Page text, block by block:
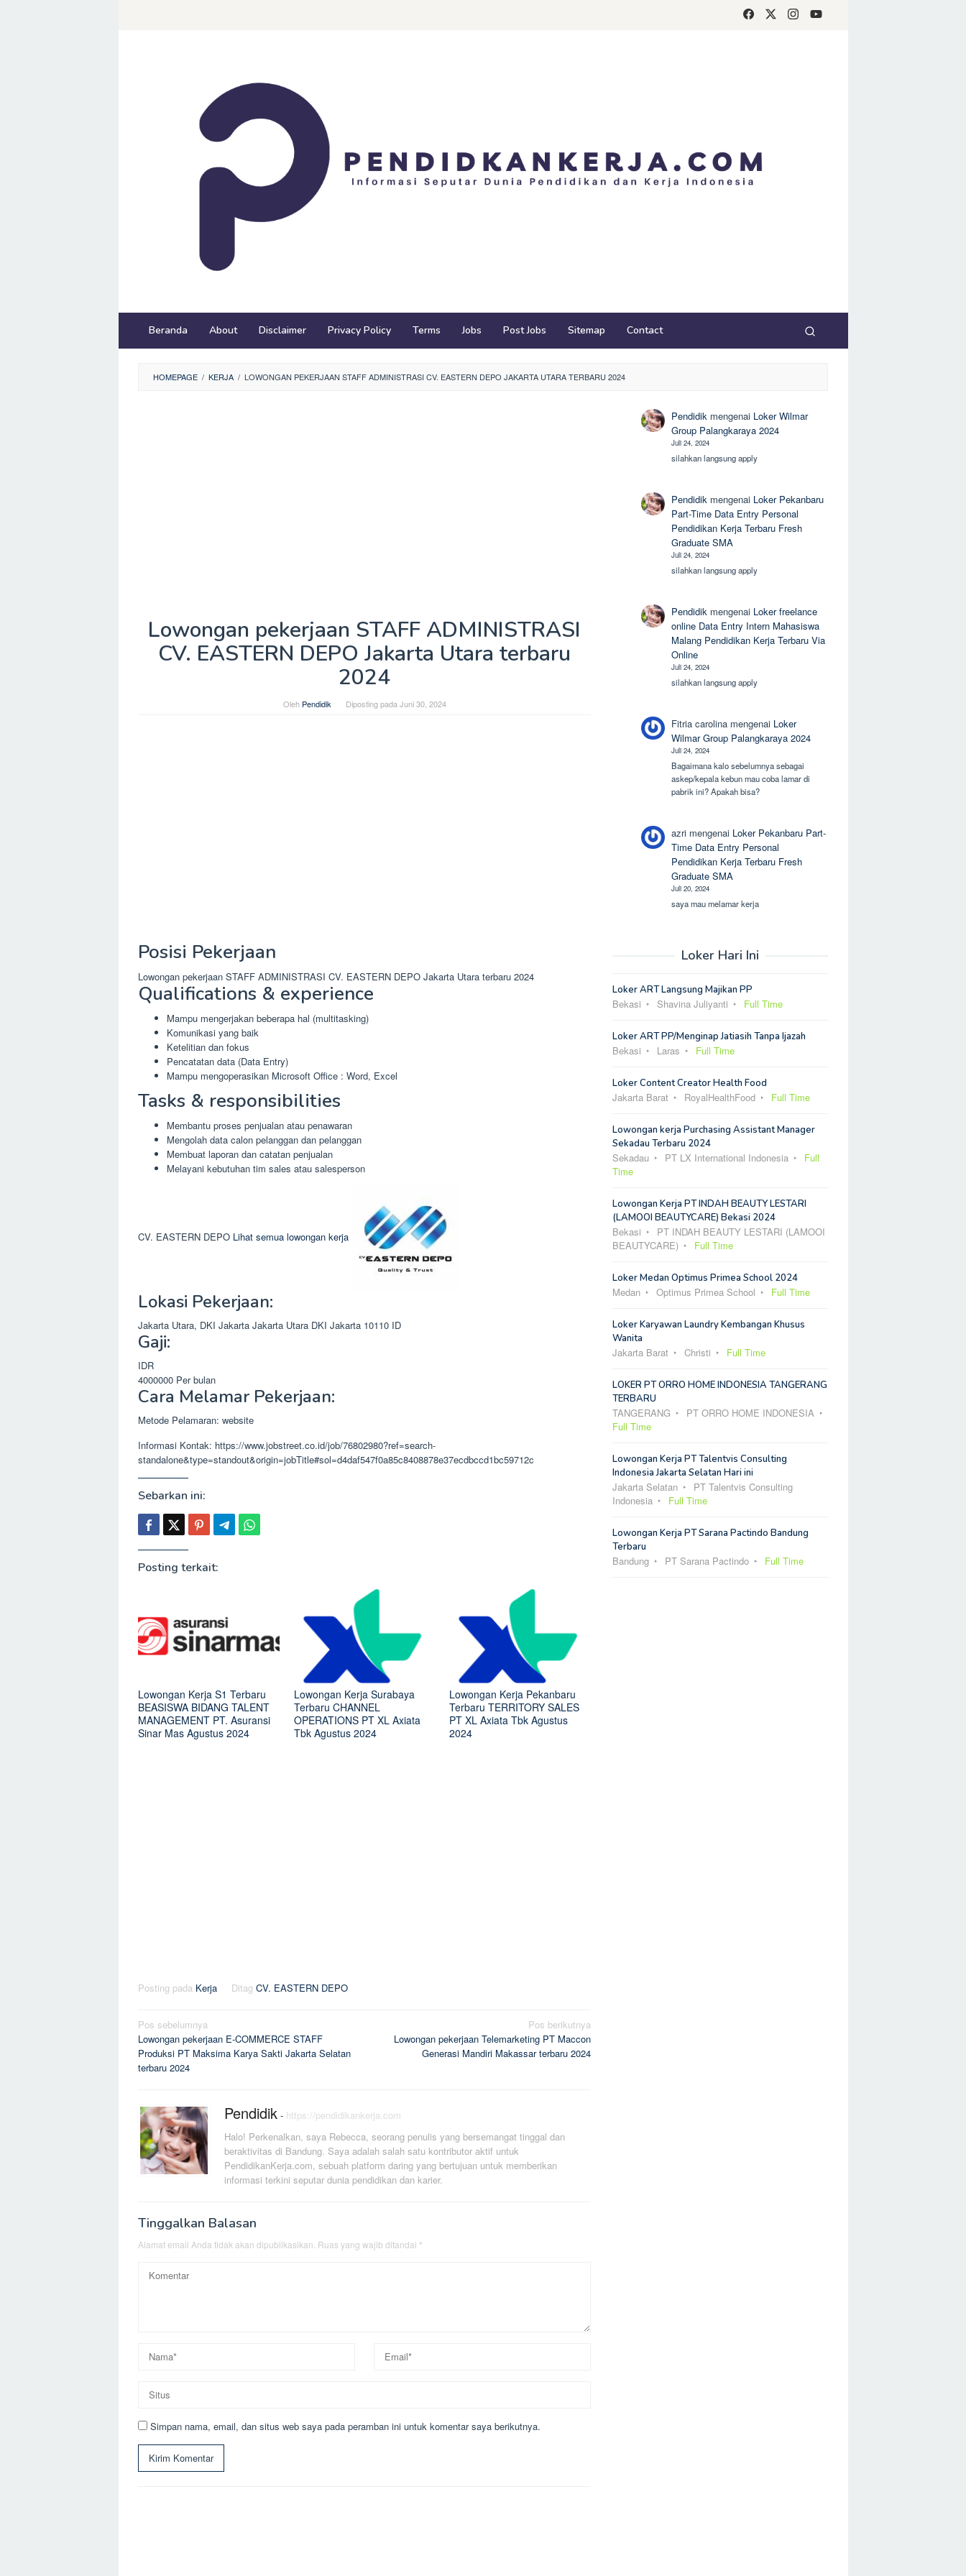
Beranda About Disclaimer Privacy Policy Terms Jobs Post Jobs Sitemap Contact
HOMEPAGE / KERJA / LOWONGAN PEKERJAAN STAFF ADMINISTRASI CV. EASTERN DEPO JAKARTA UTARA TERBARU 2024
Lowongan pekerjaan STAFF ADMINISTRASI
CV. EASTERN DEPO Jakarta Utara terbaru
2024
Oleh Pendidik Diposting pada Juni 30, 2024
Posisi Pekerjaan
Lowongan pekerjaan STAFF ADMINISTRASI CV. EASTERN DEPO Jakarta Utara terbaru 2024
Qualifications & experience
Mampu mengerjakan beberapa hal (multitasking)
Komunikasi yang baik
Ketelitian dan fokus
Pencatatan data (Data Entry)
Mampu mengoperasikan Microsoft Office : Word, Excel
Tasks & responsibilities
Membantu proses penjualan atau penawaran
Mengolah data calon pelanggan dan pelanggan
Membuat laporan dan catatan penjualan
Melayani kebutuhan tim sales atau salesperson
CV. EASTERN DEPO Lihat semua lowongan kerja
Lokasi Pekerjaan:
Jakarta Utara, DKI Jakarta Jakarta Utara DKI Jakarta 10110 ID
Gaji:
IDR
4000000 Per bulan
Cara Melamar Pekerjaan:
Metode Pelamaran: website
Informasi Kontak: https://www.jobstreet.co.id/job/76802980?ref=search-
standalone&type=standout&origin=jobTitle#sol=d4daf547f0a85c8408878e37ecdbccd1bc59712c
Sebarkan ini:
Posting terkait:
Lowongan Kerja S1 Terbaru
BEASISWA BIDANG TALENT
MANAGEMENT PT. Asuransi
Sinar Mas Agustus 2024
Lowongan Kerja Surabaya
Terbaru CHANNEL
OPERATIONS PT XL Axiata
Tbk Agustus 2024
Lowongan Kerja Pekanbaru
Terbaru TERRITORY SALES
PT XL Axiata Tbk Agustus
2024
Posting pada Kerja Ditag CV. EASTERN DEPO
Navigasi
pos
Pos sebelumnya
Lowongan pekerjaan E-COMMERCE STAFF
Produksi PT Maksima Karya Sakti Jakarta Selatan
terbaru 2024
Pos berikutnya
Lowongan pekerjaan Telemarketing PT Maccon
Generasi Mandiri Makassar terbaru 2024
Pendidik - https://pendidikankerja.com
Halo! Perkenalkan, saya Rebecca, seorang penulis yang bersemangat tinggal dan
beraktivitas di Bandung. Saya adalah salah satu kontributor aktif untuk
PendidikanKerja.com, sebuah platform daring yang bertujuan untuk memberikan
informasi terkini seputar dunia pendidikan dan karier.
Tinggalkan Balasan
Alamat email Anda tidak akan dipublikasikan. Ruas yang wajib ditandai *
Simpan nama, email, dan situs web saya pada peramban ini untuk komentar saya berikutnya.
Pendidik mengenai Loker Wilmar
Group Palangkaraya 2024
Juli 24, 2024
silahkan langsung apply
Pendidik mengenai Loker Pekanbaru
Part-Time Data Entry Personal
Pendidikan Kerja Terbaru Fresh
Graduate SMA
Juli 24, 2024
silahkan langsung apply
Pendidik mengenai Loker freelance
online Data Entry Intern Mahasiswa
Malang Pendidikan Kerja Terbaru Via
Online
Juli 24, 2024
silahkan langsung apply
Fitria carolina mengenai Loker
Wilmar Group Palangkaraya 2024
Juli 24, 2024
Bagaimana kalo sebelumnya sebagai
askep/kepala kebun mau coba lamar di
pabrik ini? Apakah bisa?
azri mengenai Loker Pekanbaru Part-
Time Data Entry Personal
Pendidikan Kerja Terbaru Fresh
Graduate SMA
Juli 20, 2024
saya mau melamar kerja
Loker Hari Ini
Loker ART Langsung Majikan PP
Bekasi Shavina Juliyanti Full Time
Loker ART PP/Menginap Jatiasih Tanpa Ijazah
Bekasi Laras Full Time
Loker Content Creator Health Food
Jakarta Barat RoyalHealthFood Full Time
Lowongan kerja Purchasing Assistant Manager
Sekadau Terbaru 2024
Sekadau PT LX International Indonesia
Full
Time
Lowongan Kerja PT INDAH BEAUTY LESTARI
(LAMOOI BEAUTYCARE) Bekasi 2024
Bekasi
PT INDAH BEAUTY LESTARI (LAMOOI
BEAUTYCARE)
Full Time
Loker Medan Optimus Primea School 2024
Medan Optimus Primea School Full Time
Loker Karyawan Laundry Kembangan Khusus
Wanita
Jakarta Barat Christi Full Time
LOKER PT ORRO HOME INDONESIA TANGERANG
TERBARU
TANGERANG
PT ORRO HOME INDONESIA
Full Time
Lowongan Kerja PT Talentvis Consulting
Indonesia Jakarta Selatan Hari ini
Jakarta Selatan
PT Talentvis Consulting
Indonesia
Full Time
Lowongan Kerja PT Sarana Pactindo Bandung
Terbaru
Bandung PT Sarana Pactindo Full Time